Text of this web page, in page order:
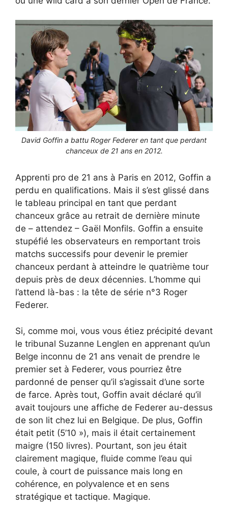
David Goffin a battu Roger Federer en tant que perdant
chanceux de 21 ans en 2012.
Apprenti pro de 21 ans à Paris en 2012, Goffin a
perdu en qualifications. Mais il s’est glissé dans
le tableau principal en tant que perdant
chanceux grâce au retrait de dernière minute
de – attendez – Gaël Monfils. Goffin a ensuite
stupéfié les observateurs en remportant trois
matchs successifs pour devenir le premier
chanceux perdant à atteindre le quatrième tour
depuis près de deux décennies. L’homme qui
l’attend là-bas : la tête de série n°3 Roger
Federer.
Si, comme moi, vous vous étiez précipité devant
le tribunal Suzanne Lenglen en apprenant qu’un
Belge inconnu de 21 ans venait de prendre le
premier set à Federer, vous pourriez être
pardonné de penser qu’il s’agissait d’une sorte
de farce. Après tout, Goffin avait déclaré qu’il
avait toujours une affiche de Federer au-dessus
de son lit chez lui en Belgique. De plus, Goffin
était petit (5’10 »), mais il était certainement
maigre (150 livres). Pourtant, son jeu était
clairement magique, fluide comme l’eau qui
coule, à court de puissance mais long en
cohérence, en polyvalence et en sens
stratégique et tactique. Magique.